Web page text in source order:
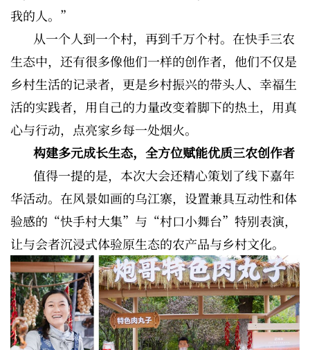
我的人。”
从一个人到一个村，再到千万个村。在快手三农
生态中，还有很多像他们一样的创作者，他们不仅是
乡村生活的记录者，更是乡村振兴的带头人、幸福生
活的实践者，用自己的力量改变着脚下的热土，用真
心与行动，点亮家乡每一处烟火。
构建多元成长生态，全方位赋能优质三农创作者
值得一提的是，本次大会还精心策划了线下嘉年
华活动。在风景如画的乌江寨，设置兼具互动性和体
验感的“快手村大集”与“村口小舞台”特别表演，
让与会者沉浸式体验原生态的农产品与乡村文化。